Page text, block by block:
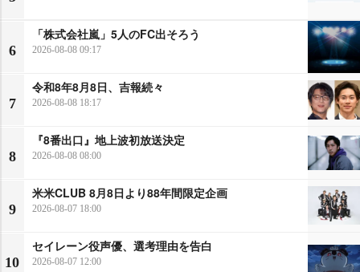
6
「株式会社嵐」5人のFC出そろう
2026-08-08 09:17
7
令和8年8月8日、吉報続々
2026-08-08 18:17
8
『8番出口』地上波初放送決定
2026-08-08 08:00
9
米米CLUB 8月8日より88年間限定企画
2026-08-07 18:00
10
セイレーン役声優、選考理由を告白
2026-08-07 12:00